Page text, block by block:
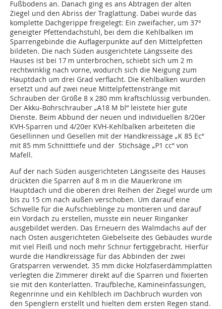
Fußbodens an. Danach ging es ans Abtragen der alten
Ziegel und den Abriss der Traglattung. Dabei wurde das
komplette Dachgerippe freigelegt: Ein zweifacher, um 37°
geneigter Pfettendachstuhl, bei dem die Kehlbalken im
Sparrengebinde die Auflagerpunkte auf den Mittelpfetten
bildeten. Die nach Süden ausgerichtete Längsseite des
Hauses ist bei 17 m unterbrochen, schiebt sich um 2 m
rechtwinklig nach vorne, wodurch sich die Neigung zum
Hauptdach um drei Grad verflacht. Die Kehlbalken wurden
ersetzt und auf zwei neue Mittelpfettenstränge mit
Schrauben der Größe 8 x 280 mm kraftschlüssig verbunden.
Der Akku-Bohrschrauber „A18 M bl“ leistete hier gute
Dienste. Beim Abbund der neuen und individuellen 8/20er
KVH-Sparren und 4/20er KVH-Kehlbalken arbeiteten die
Gesellinnen und Gesellen mit der Handkreissäge „K 85 Ec“
mit 85 mm Schnitttiefe und der Stichsäge „P1 cc“ von
Mafell.
Auf der nach Süden ausgerichteten Längsseite des Hauses
drückten die Sparren auf 8 m in die Mauerkrone im
Hauptdach und die oberen drei Reihen der Ziegel wurde um
bis zu 15 cm nach außen verschoben. Um darauf eine
Schwelle für die Aufschieblinge zu montieren und darauf
ein Vordach zu erstellen, musste ein neuer Ringanker
ausgebildet werden. Das Erneuern des Walmdachs auf der
nach Osten ausgerichteten Giebelseite des Gebäudes wurde
mit viel Fleiß und noch mehr Schnur fertiggebracht. Hierfür
wurde die Handkreissäge für das Abbinden der zwei
Gratsparren verwendet. 35 mm dicke Holzfaserdämmplatten
verlegten die Zimmerer direkt auf die Sparren und fixierten
sie mit den Konterlatten. Traufbleche, Kamineinfassungen,
Regenrinne und ein Kehlblech im Dachbruch wurden von
den Spenglern erstellt und hielten dem ersten Regen stand.